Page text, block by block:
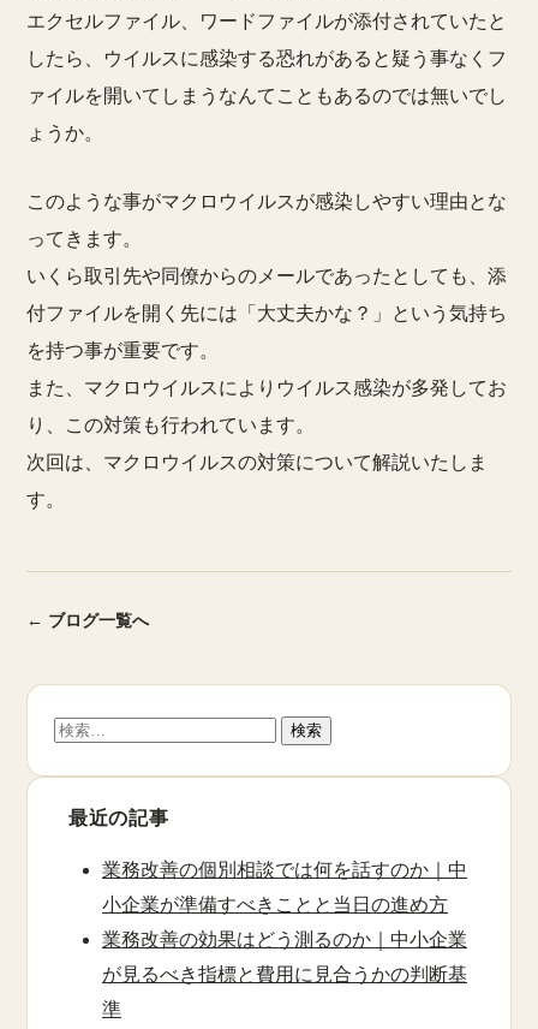
エクセルファイル、ワードファイルが添付されていたと
したら、ウイルスに感染する恐れがあると疑う事なくフ
ァイルを開いてしまうなんてこともあるのでは無いでし
ょうか。
このような事がマクロウイルスが感染しやすい理由とな
ってきます。
いくら取引先や同僚からのメールであったとしても、添
付ファイルを開く先には「大丈夫かな？」という気持ち
を持つ事が重要です。
また、マクロウイルスによりウイルス感染が多発してお
り、この対策も行われています。
次回は、マクロウイルスの対策について解説いたしま
す。
← ブログ一覧へ
検
最近の記事
業務改善の個別相談では何を話すのか｜中
小企業が準備すべきことと当日の進め方
業務改善の効果はどう測るのか｜中小企業
が見るべき指標と費用に見合うかの判断基
準